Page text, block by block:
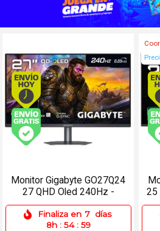
Envío hoy. Comprando antes
Envío gratis (Ver Envíos y
Monitor Gigabyte GO27Q24
27 QHD Oled 240Hz -
2xHDMI, DP, USB-C
Finaliza en 7 días
8h : 54 : 59
25